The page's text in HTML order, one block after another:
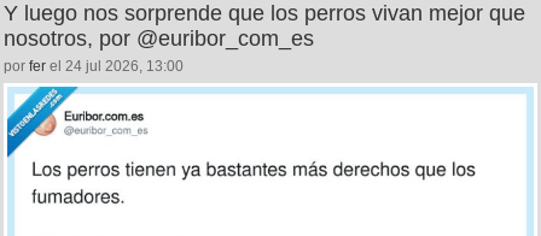
Y luego nos sorprende que los perros vivan mejor que
nosotros, por @euribor_com_es
por fer el 24 jul 2026, 13:00